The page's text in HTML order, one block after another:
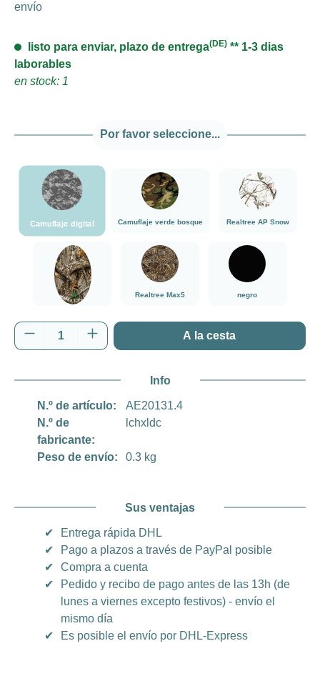
envío
listo para enviar, plazo de entrega(DE) ** 1-3 dias
laborables
en stock: 1
Por favor seleccione...
Camuflaje digital
###Camuflaje digital###LensCoat
Camuflaje verde bosque
###Camuflaje verde bosque###LensCoat
Realtree AP Snow
###Realtree AP
###Realtree Edge###LensCoat
Realtree Max5
###Realtree Max5###LensCoat
negro
negro
Cantidad del producto: introduce la
A la cesta
Info
N.º de artículo:
AE20131.4
N.º de
fabricante:
lchxldc
Peso de envío: 0.3 kg
Sus ventajas
✔
Entrega rápida DHL
✔
Pago a plazos a través de PayPal posible
✔
Compra a cuenta
✔
Pedido y recibo de pago antes de las 13h (de
lunes a viernes excepto festivos) - envío el
mismo día
✔
Es posible el envío por DHL-Express